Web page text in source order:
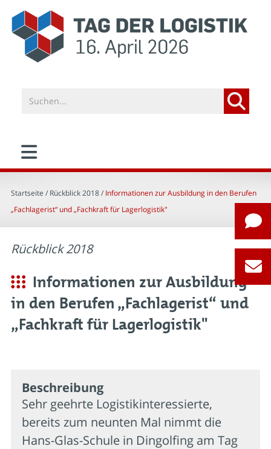
Startseite / Rückblick 2018 / Informationen zur Ausbildung in den Berufen
„Fachlagerist“ und „Fachkraft für Lagerlogistik"
Rückblick 2018
Informationen zur Ausbildung
in den Berufen „Fachlagerist“ und
„Fachkraft für Lagerlogistik"
Beschrei­bung
Sehr geehrte Logistikinteressierte,
bereits zum neunten Mal nimmt die
Hans-Glas-Schule in Dingolfing am Tag